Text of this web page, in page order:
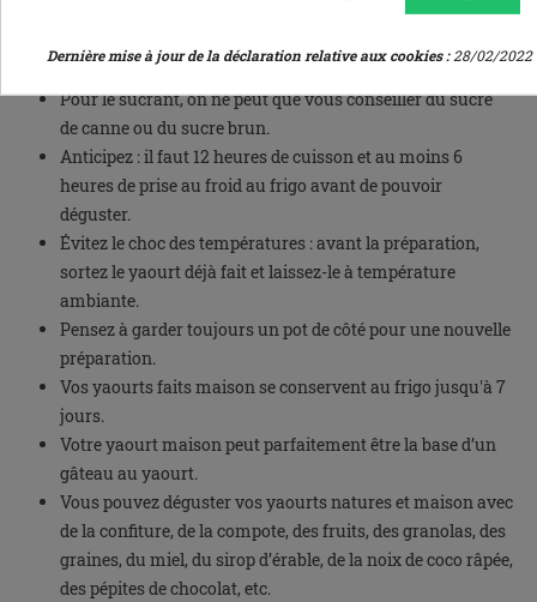
tester avec du lait de chèvre ou du lait de brebis.
au lait entier de préférence et bio.
Pour le sucrant, on ne peut que vous conseiller du sucre
de canne ou du sucre brun.
Anticipez : il faut 12 heures de cuisson et au moins 6
heures de prise au froid au frigo avant de pouvoir
déguster.
Évitez le choc des températures : avant la préparation,
sortez le yaourt déjà fait et laissez-le à température
ambiante.
Pensez à garder toujours un pot de côté pour une nouvelle
préparation.
Vos yaourts faits maison se conservent au frigo jusqu'à 7
jours.
Votre yaourt maison peut parfaitement être la base d’un
gâteau au yaourt.
Vous pouvez déguster vos yaourts natures et maison avec
de la confiture, de la compote, des fruits, des granolas, des
graines, du miel, du sirop d’érable, de la noix de coco râpée,
des pépites de chocolat, etc.
Dernière mise à jour de la déclaration relative aux cookies :28/02/2022